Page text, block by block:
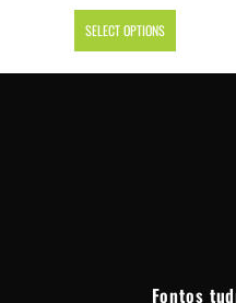
SELECT OPTIONS
Fontos